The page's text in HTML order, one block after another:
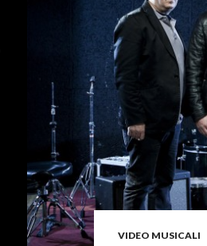
VIDEO MUSICALI